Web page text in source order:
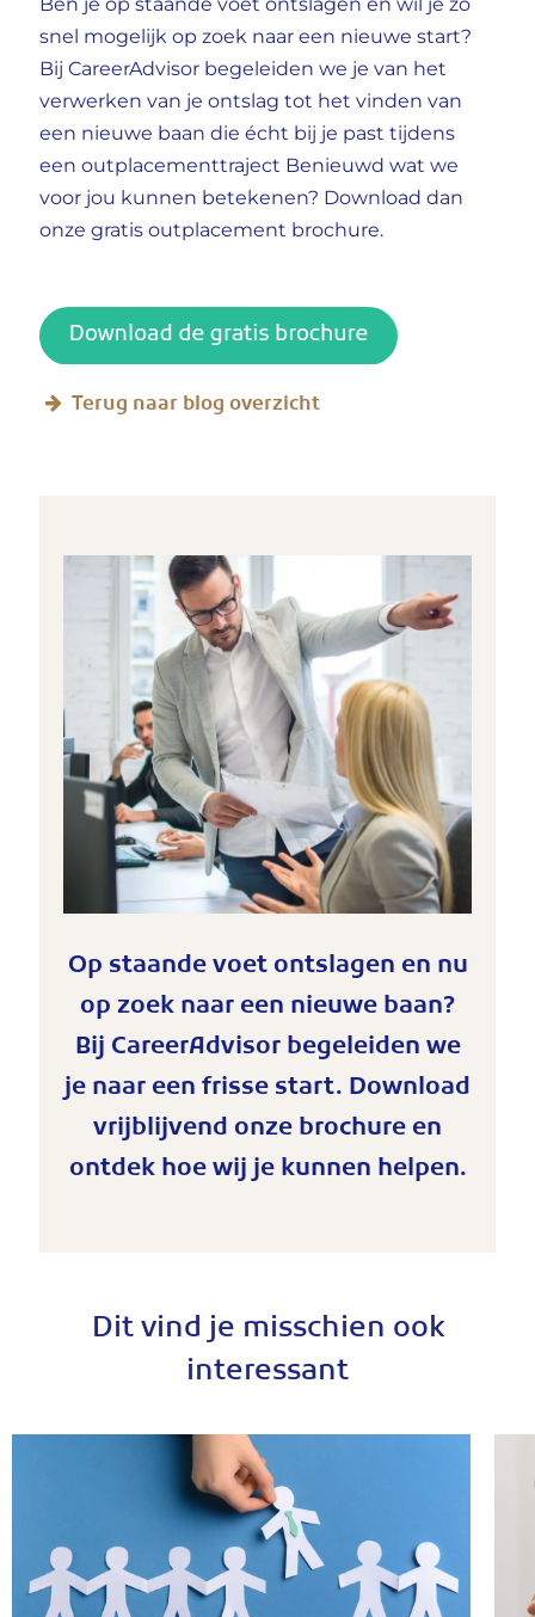
snel mogelijk op zoek naar een nieuwe start?
Bij CareerAdvisor begeleiden we je van het
verwerken van je ontslag tot het vinden van
een nieuwe baan die écht bij je past tijdens
een outplacementtraject Benieuwd wat we
voor jou kunnen betekenen? Download dan
onze gratis outplacement brochure.
Terug naar blog overzicht
Op staande voet ontslagen en nu
op zoek naar een nieuwe baan?
Bij CareerAdvisor begeleiden we
je naar een frisse start. Download
vrijblijvend onze brochure en
ontdek hoe wij je kunnen helpen.
Dit vind je misschien ook
interessant